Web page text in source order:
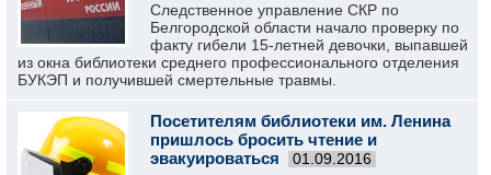
Следственное управление СКР по
Белгородской области начало проверку по
факту гибели 15-летней девочки, выпавшей
из окна библиотеки среднего профессионального отделения
БУКЭП и получившей смертельные травмы.
Посетителям библиотеки им. Ленина
пришлось бросить чтение и
эвакуироваться
01.09.2016